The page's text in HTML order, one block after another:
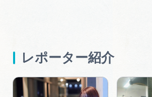
レポーター紹介